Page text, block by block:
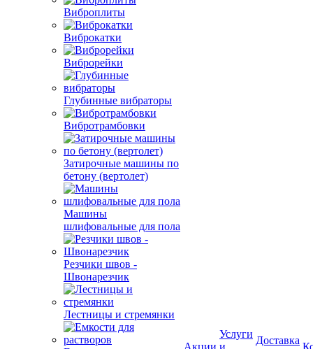
Виброплиты
Виброкатки
Виброрейки
Глубинные вибраторы
Вибротрамбовки
Затирочные машины по
бетону (вертолет)
Машины
шлифовальные для пола
Резчики швов -
Швонарезчик
Лестницы и стремянки
Акции
Услуги
и
Доставка